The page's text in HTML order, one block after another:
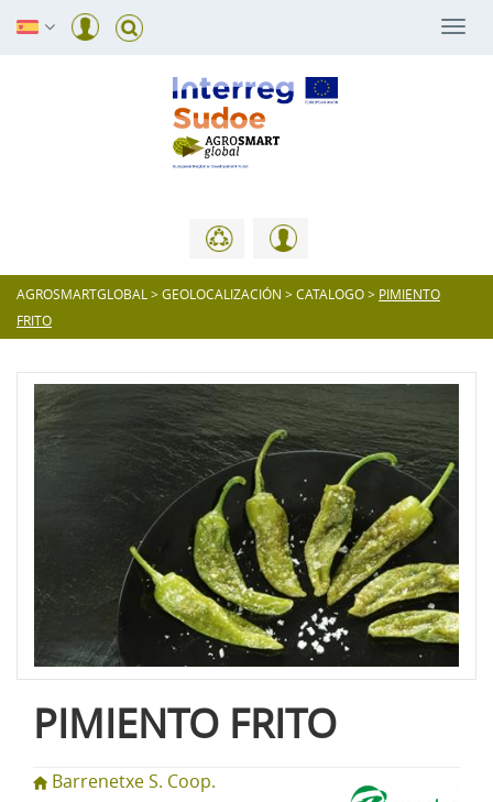
AGROSMARTGLOBAL >GEOLOCALIZACIÓN >CATALOGO> PIMIENTO
FRITO
PIMIENTO FRITO
Barrenetxe S. Coop.